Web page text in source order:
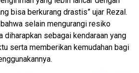
bisa berkurang drastis” ujar Rezal.
selain mengurangi resiko
diharapkan sebagai kendaraan yang
serta memberikan kemudahan bagi